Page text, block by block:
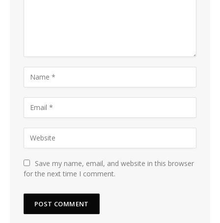
Save my name, email, and website in this browser
for the next time I comment.